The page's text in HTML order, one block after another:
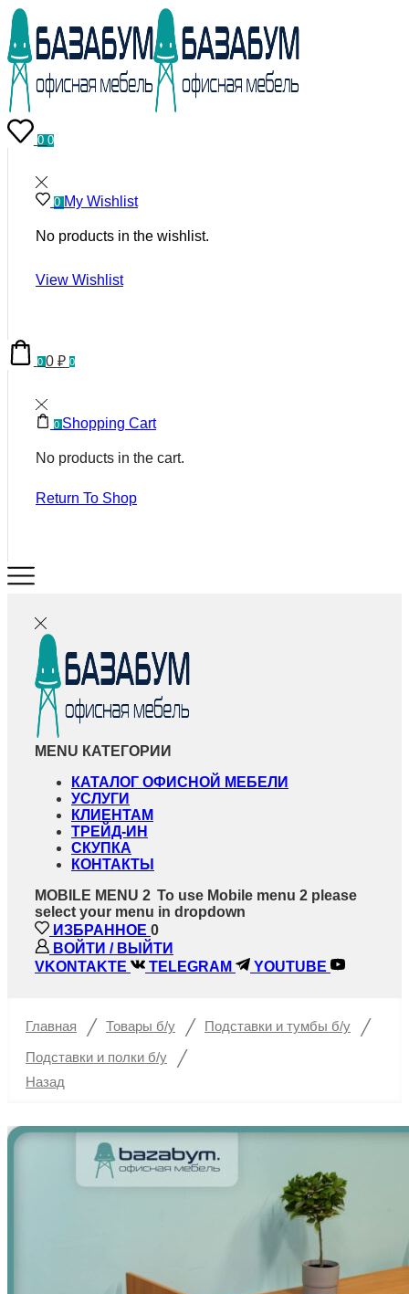
0 0
0 My Wishlist
No products in the wishlist.
View Wishlist
0 0 ₽ 0
0 Shopping Cart
No products in the cart.
Return To Shop
MENU КАТЕГОРИИ
КАТАЛОГ ОФИСНОЙ МЕБЕЛИ
УСЛУГИ
КЛИЕНТАМ
ТРЕЙД-ИН
СКУПКА
КОНТАКТЫ
MOBILE MENU 2 To use Mobile menu 2 please
select your menu in dropdown
ИЗБРАННОЕ 0
ВОЙТИ / ВЫЙТИ
VKONTAKTE
TELEGRAM YOUTUBE
Главная / Товары б/у / Подставки и тумбы б/у /
Подставки и полки б/у /
Назад